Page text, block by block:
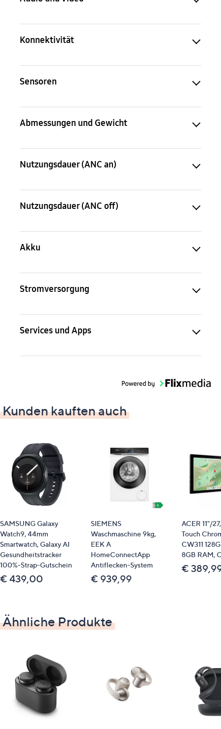
Konnektivität
Sensoren
Abmessungen und Gewicht
Nutzungsdauer (ANC an)
Nutzungsdauer (ANC off)
Akku
Stromversorgung
Services und Apps
Kunden kauften auch
SAMSUNG Galaxy
Watch9, 44mm
Smartwatch, Galaxy AI
Gesundheitstracker
100%-Strap-Gutschein
€ 439,00
SIEMENS
Waschmaschine 9kg,
EEK A
HomeConnectApp
Antiflecken-System
€ 939,99
ACER 11"/
Touch
CW311
8GB RAM,
€
Ähnliche Produkte